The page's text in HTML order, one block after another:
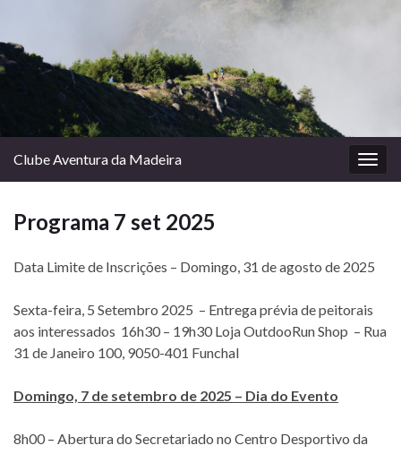
Clube Aventura da Madeira
Programa 7 set 2025
Data Limite de Inscrições – Domingo, 31 de agosto de 2025
Sexta-feira, 5 Setembro 2025 – Entrega prévia de peitorais
aos interessados 16h30 – 19h30 Loja OutdooRun Shop – Rua
31 de Janeiro 100, 9050-401 Funchal
Domingo, 7 de setembro de 2025 – Dia do Evento
8h00 – Abertura do Secretariado no Centro Desportivo da